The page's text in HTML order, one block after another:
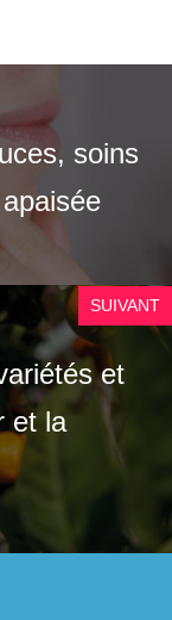
soins
SUIVANT
et
et la